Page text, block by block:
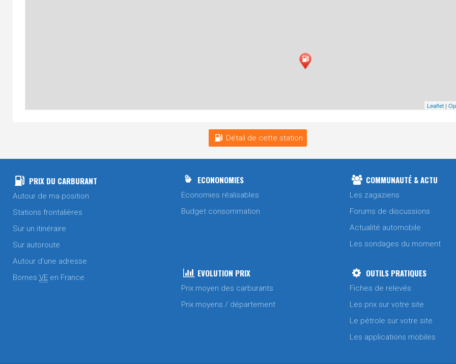
Leaflet |
Détail de cette station
PRIX DU CARBURANT
Autour de ma position
Stations frontalières
Sur un itinéraire
Sur autoroute
Autour d'une adresse
Bornes VE en France
ECONONOMIES
Economies réalisables
Budget consommation
COMMUNAUTÉ & ACTU
Les zagaziens
Forums de discussions
Actualité automobile
Les sondages du moment
EVOLUTION PRIX
Prix moyen des carburants
Prix moyens / département
OUTILS PRATIQUES
Fiches de relevés
Les prix sur votre site
Le pétrole sur votre site
Les applications mobiles